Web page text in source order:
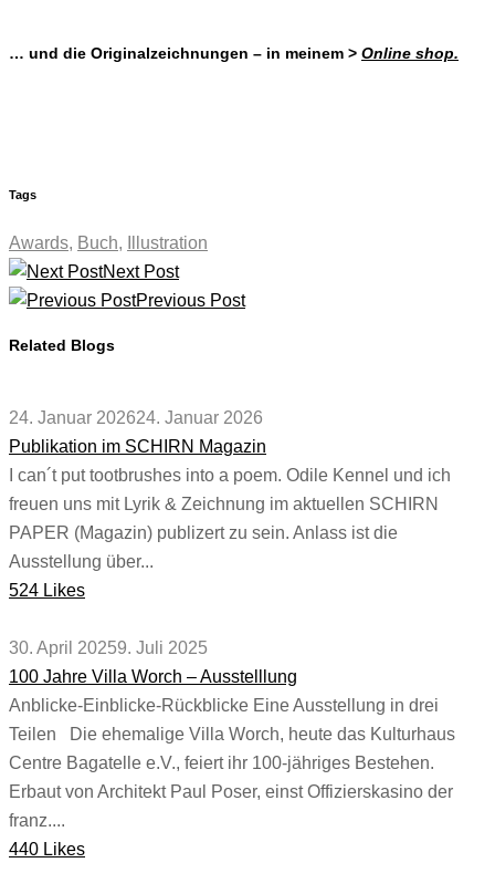
… und die Originalzeichnungen – in meinem > Online shop.
Tags
Awards, Buch,
Illustration
Next Post
Previous Post
Related Blogs
24. Januar 202624. Januar 2026
Publikation im SCHIRN Magazin
I can´t put tootbrushes into a poem. Odile Kennel und ich
freuen uns mit Lyrik & Zeichnung im aktuellen SCHIRN
PAPER (Magazin) publizert zu sein. Anlass ist die
Ausstellung über...
524 Likes
30. April 20259. Juli 2025
100 Jahre Villa Worch – Ausstelllung
Anblicke-Einblicke-Rückblicke Eine Ausstellung in drei
Teilen Die ehemalige Villa Worch, heute das Kulturhaus
Centre Bagatelle e.V., feiert ihr 100-jähriges Bestehen.
Erbaut von Architekt Paul Poser, einst Offizierskasino der
franz....
440 Likes